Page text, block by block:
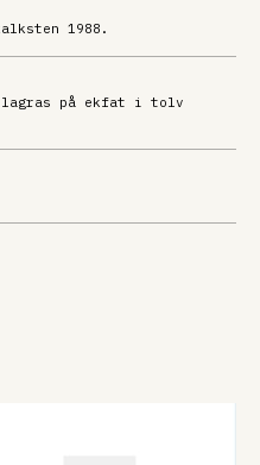
1988.
lagras på ekfat i tolv